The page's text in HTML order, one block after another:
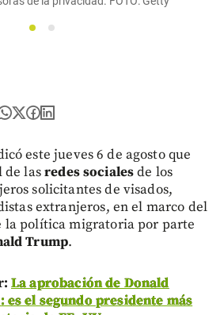
1
2
este jueves 6 de agosto que
de lasredes socialesde los
solicitantes de visados,
extranjeros, en el marco del
la política migratoria por parte
Trump.
La aprobación de Donald
es el segundo presidente más